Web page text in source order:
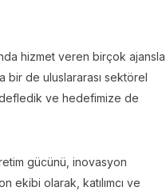
hizmet veren birçok ajansla
bir de uluslararası sektörel
ve hedefimize de
gücünü, inovasyon
ekibi olarak, katılımcı ve